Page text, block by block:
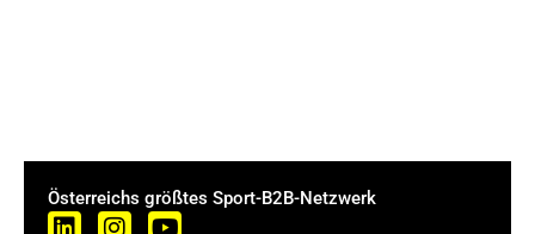
Österreichs größtes Sport-B2B-Netzwerk